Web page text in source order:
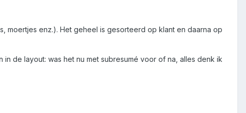
moertjes enz.). Het geheel is gesorteerd op klant en daarna op
de layout: was het nu met subresumé voor of na, alles denk ik